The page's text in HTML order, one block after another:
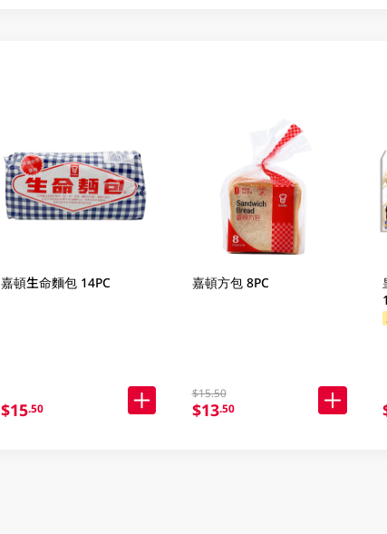
嘉頓生命麵包 14PC
$15.50
嘉頓方包 8PC
$15.50
$13.50